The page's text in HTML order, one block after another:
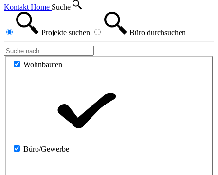
Kontakt Home Suche
Projekte suchen Büro durchsuchen
Wohnbauten
Büro/Gewerbe